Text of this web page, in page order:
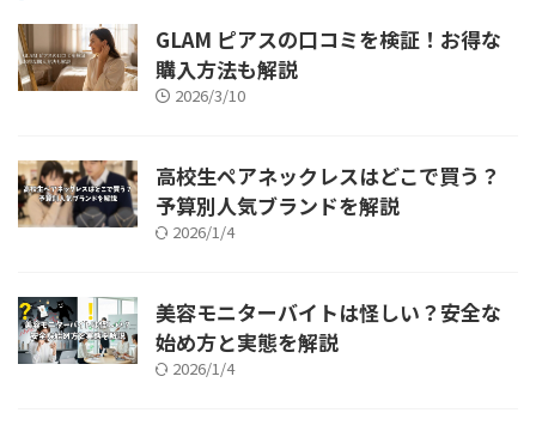
GLAM ピアスの口コミを検証！お得な
購入方法も解説
2026/3/10
高校生ペアネックレスはどこで買う？
予算別人気ブランドを解説
2026/1/4
美容モニターバイトは怪しい？安全な
始め方と実態を解説
2026/1/4